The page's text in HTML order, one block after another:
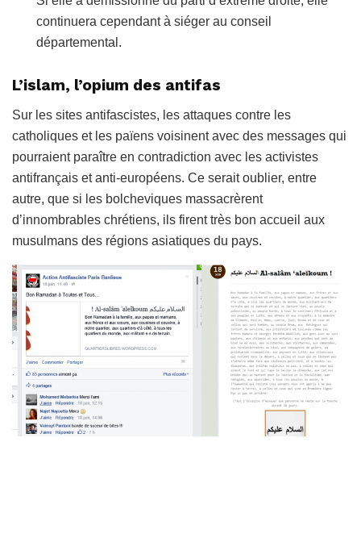
continuera cependant à siéger au conseil
départemental .
L’islam, l’opium des antifas
Sur les sites antifascistes, les attaques contre les
catholiques et les païens voisinent avec des messages qui
pourraient paraître en contradiction avec les activistes
antifrançais et anti-européens. Ce serait oublier, entre
autre, que si les bolcheviques massacrèrent
d’innombrables chrétiens, ils firent très bon accueil aux
musulmans des régions asiatiques du pays.